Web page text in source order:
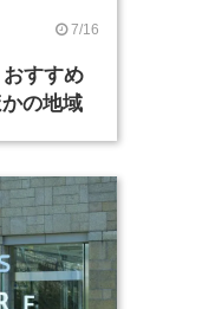
7/16
すすめ
の地域